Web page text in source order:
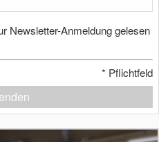
Newsletter-Anmeldung gelesen
* Pflichtfeld